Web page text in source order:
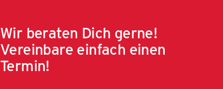
Wir beraten Dich gerne!
Vereinbare einfach einen
Termin!